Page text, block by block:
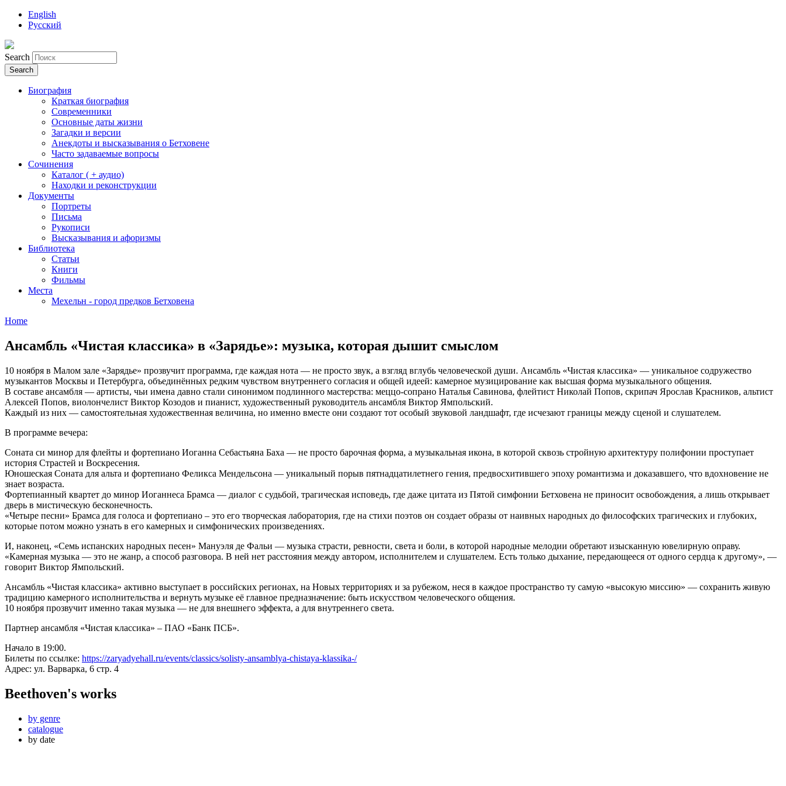
English
Русский
Search
Биография
Краткая биография
Современники
Основные даты жизни
Загадки и версии
Анекдоты и высказывания о Бетховене
Часто задаваемые вопросы
Сочинения
Каталог ( + аудио)
Находки и реконструкции
Документы
Портреты
Письма
Рукописи
Высказывания и афоризмы
Библиотека
Статьи
Книги
Фильмы
Места
Мехельн - город предков Бетховена
Home
Ансамбль «Чистая классика» в «Зарядье»: музыка, которая дышит смыслом
10 ноября в Малом зале «Зарядье» прозвучит программа, где каждая нота — не просто звук, а взгляд вглубь человеческой души. Ансамбль «Чистая классика» — уникальное содружество
музыкантов Москвы и Петербурга, объединённых редким чувством внутреннего согласия и общей идеей: камерное музицирование как высшая форма музыкального общения.
В составе ансамбля — артисты, чьи имена давно стали синонимом подлинного мастерства: меццо-сопрано Наталья Савинова, флейтист Николай Попов, скрипач Ярослав Красников, альтист
Алексей Попов, виолончелист Виктор Козодов и пианист, художественный руководитель ансамбля Виктор Ямпольский.
Каждый из них — самостоятельная художественная величина, но именно вместе они создают тот особый звуковой ландшафт, где исчезают границы между сценой и слушателем.
В программе вечера:
Соната си минор для флейты и фортепиано Иоганна Себастьяна Баха — не просто барочная форма, а музыкальная икона, в которой сквозь стройную архитектуру полифонии проступает
история Страстей и Воскресения.
Юношеская Соната для альта и фортепиано Феликса Мендельсона — уникальный порыв пятнадцатилетнего гения, предвосхитившего эпоху романтизма и доказавшего, что вдохновение не
знает возраста.
Фортепианный квартет до минор Иоганнеса Брамса — диалог с судьбой, трагическая исповедь, где даже цитата из Пятой симфонии Бетховена не приносит освобождения, а лишь открывает
дверь в мистическую бесконечность.
«Четыре песни» Брамса для голоса и фортепиано – это его творческая лаборатория, где на стихи поэтов он создает образы от наивных народных до философских трагических и глубоких,
которые потом можно узнать в его камерных и симфонических произведениях.
И, наконец, «Семь испанских народных песен» Мануэля де Фальи — музыка страсти, ревности, света и боли, в которой народные мелодии обретают изысканную ювелирную оправу.
«Камерная музыка — это не жанр, а способ разговора. В ней нет расстояния между автором, исполнителем и слушателем. Есть только дыхание, передающееся от одного сердца к другому», —
говорит Виктор Ямпольский.
Ансамбль «Чистая классика» активно выступает в российских регионах, на Новых территориях и за рубежом, неся в каждое пространство ту самую «высокую миссию» — сохранить живую
традицию камерного исполнительства и вернуть музыке её главное предназначение: быть искусством человеческого общения.
10 ноября прозвучит именно такая музыка — не для внешнего эффекта, а для внутреннего света.
Партнер ансамбля «Чистая классика» – ПАО «Банк ПСБ».
Начало в 19:00.
Билеты по ссылке: https://zaryadyehall.ru/events/classics/solisty-ansamblya-chistaya-klassika-/
Адрес: ул. Варварка, 6 стр. 4
Beethoven's works
by genre
catalogue
by date